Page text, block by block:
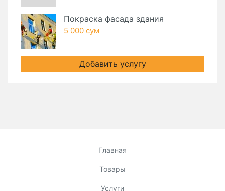
Покраска фасада здания
5 000 сум
Добавить услугу
Главная
Товары
Услуги